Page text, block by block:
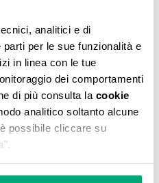
analitici e di
per le sue funzionalità e
in linea con le tue
dei comportamenti
di più consulta la cookie
analitico soltanto alcune
possibile cliccare su